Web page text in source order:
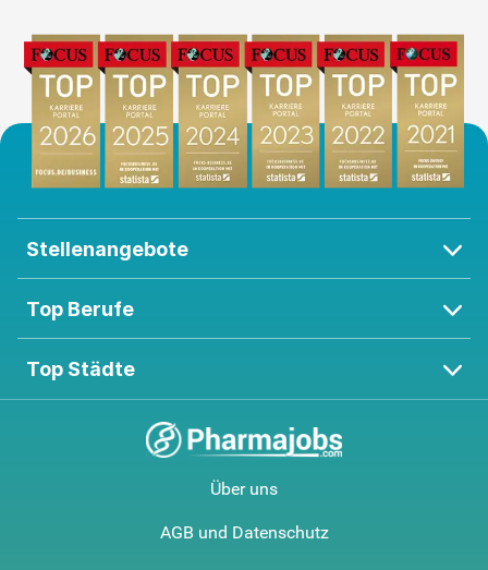
Stellenangebote
Top Berufe
Top Städte
Über uns
AGB und Datenschutz